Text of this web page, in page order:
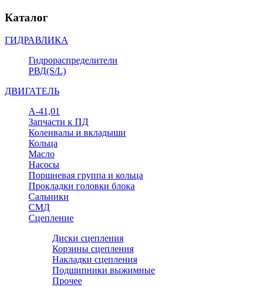
Каталог
ГИДРАВЛИКА
Гидрораспределители
РВД(S/L)
ДВИГАТЕЛЬ
А-41,01
Запчасти к ПД
Коленвалы и вкладыши
Кольца
Масло
Насосы
Поршневая группа и кольца
Прокладки головки блока
Сальники
СМД
Сцепление
Диски сцепления
Корзины сцепления
Накладки сцепления
Подшипники выжимные
Прочее